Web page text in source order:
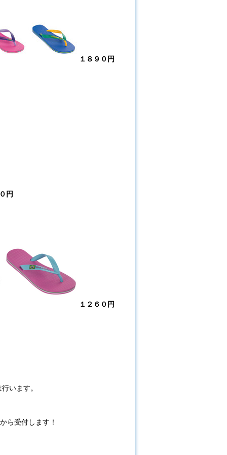
１８９０円
円
１２６０円
います。
ら受付します！